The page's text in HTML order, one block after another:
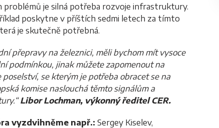
problémů je silná potřeba rozvoje infrastruktury.
poskytne v příštích sedmi letech za tímto
je skutečně potřebná.
přepravy na železnici, měli bychom mít vysoce
podmínkou, jinak můžete zapomenout na
se kterým je potřeba obracet se na
komise naslouchá těmto signálům a
Libor Lochman, výkonný ředitel CER.
vyzdvihněme např.: Sergey Kiselev,